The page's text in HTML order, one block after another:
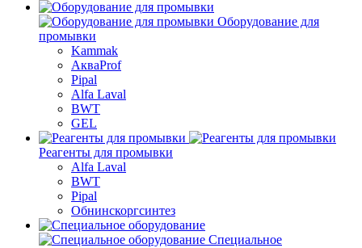
Оборудование для
промывки
Kammak
АкваProf
Pipal
Alfa Laval
BWT
GEL
Реагенты для промывки
Alfa Laval
BWT
Pipal
Обнинскоргсинтез
Специальное